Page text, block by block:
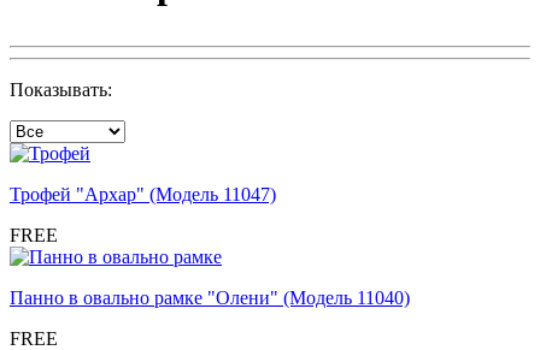
Показывать:
Трофей "Архар" (Модель 11047)
FREE
Панно в овально рамке "Олени" (Модель 11040)
FREE